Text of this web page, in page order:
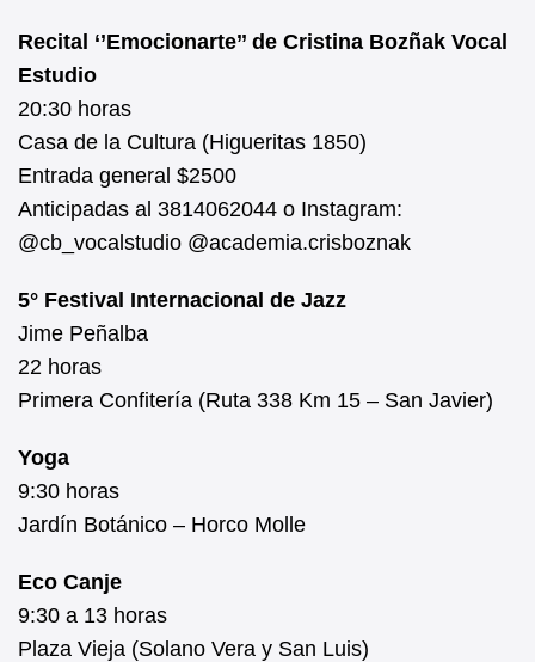
Recital ‘’Emocionarte’’ de Cristina Bozñak Vocal
Estudio
20:30 horas
Casa de la Cultura (Higueritas 1850)
Entrada general $2500
Anticipadas al 3814062044 o Instagram:
@cb_vocalstudio @academia.crisboznak
5° Festival Internacional de Jazz
Jime Peñalba
22 horas
Primera Confitería (Ruta 338 Km 15 – San Javier)
Yoga
9:30 horas
Jardín Botánico – Horco Molle
Eco Canje
9:30 a 13 horas
Plaza Vieja (Solano Vera y San Luis)